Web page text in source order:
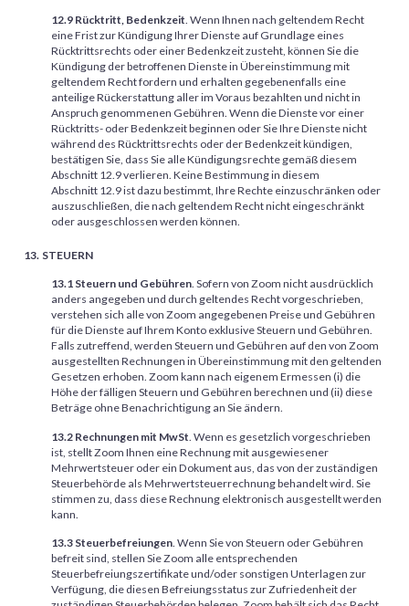
12.9 Rücktritt, Bedenkzeit. Wenn Ihnen nach geltendem Recht
eine Frist zur Kündigung Ihrer Dienste auf Grundlage eines
Rücktrittsrechts oder einer Bedenkzeit zusteht, können Sie die
Kündigung der betroffenen Dienste in Übereinstimmung mit
geltendem Recht fordern und erhalten gegebenenfalls eine
anteilige Rückerstattung aller im Voraus bezahlten und nicht in
Anspruch genommenen Gebühren. Wenn die Dienste vor einer
Rücktritts- oder Bedenkzeit beginnen oder Sie Ihre Dienste nicht
während des Rücktrittsrechts oder der Bedenkzeit kündigen,
bestätigen Sie, dass Sie alle Kündigungsrechte gemäß diesem
Abschnitt 12.9 verlieren. Keine Bestimmung in diesem
Abschnitt 12.9 ist dazu bestimmt, Ihre Rechte einzuschränken oder
auszuschließen, die nach geltendem Recht nicht eingeschränkt
oder ausgeschlossen werden können.
STEUERN
13.1 Steuern und Gebühren. Sofern von Zoom nicht ausdrücklich
anders angegeben und durch geltendes Recht vorgeschrieben,
verstehen sich alle von Zoom angegebenen Preise und Gebühren
für die Dienste auf Ihrem Konto exklusive Steuern und Gebühren.
Falls zutreffend, werden Steuern und Gebühren auf den von Zoom
ausgestellten Rechnungen in Übereinstimmung mit den geltenden
Gesetzen erhoben. Zoom kann nach eigenem Ermessen (i) die
Höhe der fälligen Steuern und Gebühren berechnen und (ii) diese
Beträge ohne Benachrichtigung an Sie ändern.
13.2 Rechnungen mit MwSt . Wenn es gesetzlich vorgeschrieben
ist, stellt Zoom Ihnen eine Rechnung mit ausgewiesener
Mehrwertsteuer oder ein Dokument aus, das von der zuständigen
Steuerbehörde als Mehrwertsteuerrechnung behandelt wird. Sie
stimmen zu, dass diese Rechnung elektronisch ausgestellt werden
kann.
13.3 Steuerbefreiungen. Wenn Sie von Steuern oder Gebühren
befreit sind, stellen Sie Zoom alle entsprechenden
Steuerbefreiungszertifikate und/oder sonstigen Unterlagen zur
Verfügung, die diesen Befreiungsstatus zur Zufriedenheit der